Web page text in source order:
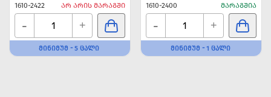
1610-2422
ᲐᲠ ᲐᲠᲘᲡ ᲛᲐᲠᲐᲒᲨᲘ
- +
ᲛᲘᲜᲘᲛᲣᲛ - 5 ᲪᲐᲚᲘ
1610-2400 ᲛᲐᲠᲐᲒᲨᲘᲐ
- +
ᲛᲘᲜᲘᲛᲣᲛ - 1 ᲪᲐᲚᲘ